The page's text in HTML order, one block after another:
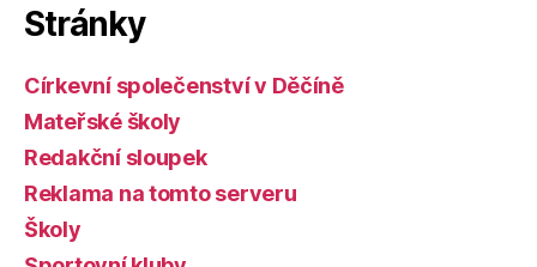
Stránky
Církevní společenství v Děčíně
Mateřské školy
Redakční sloupek
Reklama na tomto serveru
Školy